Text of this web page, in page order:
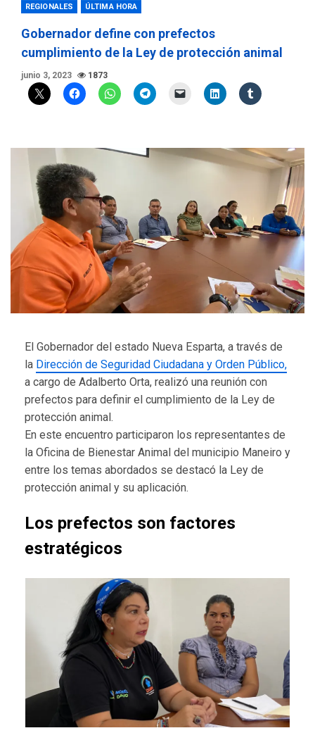
REGIONALES ÚLTIMA HORA
Gobernador define con prefectos
cumplimiento de la Ley de protección animal
junio 3, 2023 1873
El Gobernador del estado Nueva Esparta, a través de
la Dirección de Seguridad Ciudadana y Orden Público,
a cargo de Adalberto Orta, realizó una reunión con
prefectos para definir el cumplimiento de la Ley de
protección animal.
En este encuentro participaron los representantes de
la Oficina de Bienestar Animal del municipio Maneiro y
entre los temas abordados se destacó la Ley de
protección animal y su aplicación.
Los prefectos son factores
estratégicos